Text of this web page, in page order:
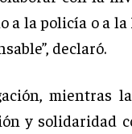
a la policía o a
declaró.
mientras
y solidaridad